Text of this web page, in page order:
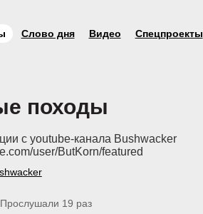
Слово дня Видео Спецпроекты
походы
с youtube-канала Bushwacker
user/ButKorn/featured
Прослушали 19 раз